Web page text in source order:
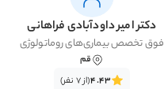
دکتر امیر داودآبادی فراهانی
فوق تخصص بیماری‌های روماتولوژی
قم
4.43(از 7 نفر)